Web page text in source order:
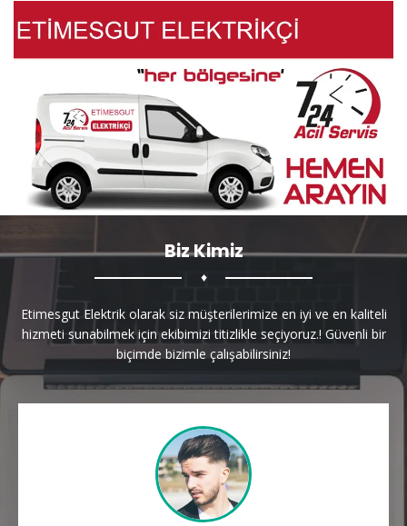
Biz Kimiz
♦
Etimesgut Elektrik olarak siz müşterilerimize en iyi ve en kaliteli
hizmeti sunabilmek için ekibimizi titizlikle seçiyoruz.! Güvenli bir
biçimde bizimle çalışabilirsiniz!